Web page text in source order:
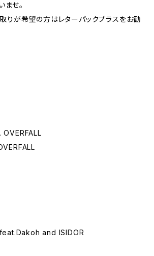
ませ。
りが希望の方はレターパックプラスをお勧
and ISIDOR